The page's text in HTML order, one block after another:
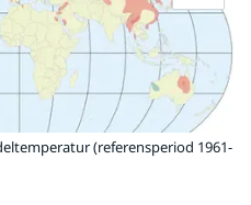
(referensperiod 1961-